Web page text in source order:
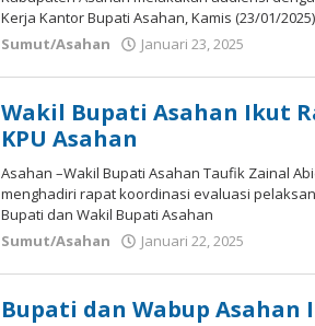
Kerja Kantor Bupati Asahan, Kamis (23/01/
Sumut/Asahan
Januari 23, 2025
Wakil Bupati Asahan Ikut
KPU Asahan
Asahan –Wakil Bupati Asahan Taufik Zainal
menghadiri rapat koordinasi evaluasi
Bupati dan Wakil Bupati Asahan
Sumut/Asahan
Januari 22, 2025
Bupati dan Wabup Asahan